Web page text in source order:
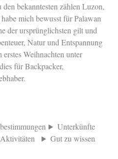
bekanntesten zählen Luzon,
mich bewusst für Palawan
der ursprünglichsten gilt und
Natur und Entspannung
Weihnachten unter
für Backpacker,
Unterkünfte
Gut zu wissen